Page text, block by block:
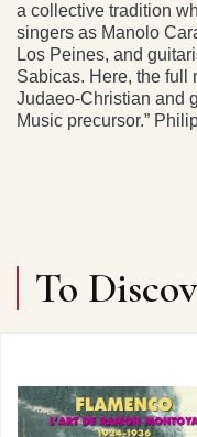
a collective tradition
singers as Manolo
Los Peines, and
Sabicas. Here, the
Judaeo-Christian and
Music precursor.”
To